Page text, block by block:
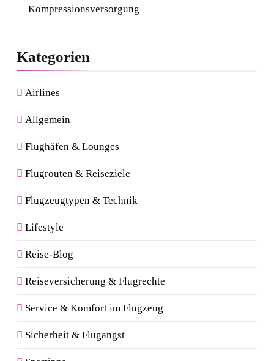
Kompressionsversorgung
Kategorien
Airlines
Allgemein
Flughäfen & Lounges
Flugrouten & Reiseziele
Flugzeugtypen & Technik
Lifestyle
Reise-Blog
Reiseversicherung & Flugrechte
Service & Komfort im Flugzeug
Sicherheit & Flugangst